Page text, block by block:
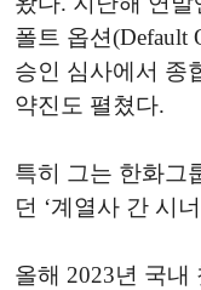
폴트 옵션(Default
승인 심사에서 종
약진도 펼쳤다.
특히 그는 한화그
던 ‘계열사 간 시
올해 2023년 국내